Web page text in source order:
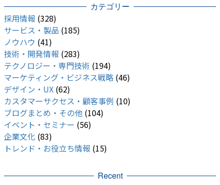
カテゴリー
採用情報 (328)
サービス・製品 (185)
ノウハウ (41)
技術・開発情報 (283)
テクノロジー・専門技術 (194)
マーケティング・ビジネス戦略 (46)
デザイン・UX (62)
カスタマーサクセス・顧客事例 (10)
ブログまとめ・その他 (104)
イベント・セミナー (56)
企業文化 (83)
トレンド・お役立ち情報 (15)
Recent